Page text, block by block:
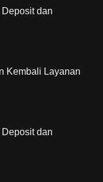
dan
Kembali Layanan
dan